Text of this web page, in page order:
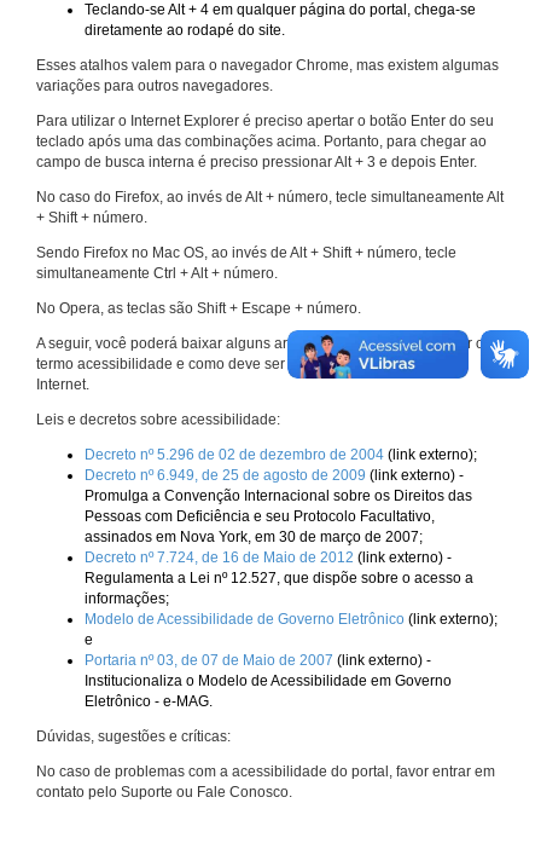
Teclando-se Alt + 4 em qualquer página do portal, chega-se
diretamente ao rodapé do site.
Esses atalhos valem para o navegador Chrome, mas existem algumas
variações para outros navegadores.
Para utilizar o Internet Explorer é preciso apertar o botão Enter do seu
teclado após uma das combinações acima. Portanto, para chegar ao
campo de busca interna é preciso pressionar Alt + 3 e depois Enter.
No caso do Firefox, ao invés de Alt + número, tecle simultaneamente Alt
+ Shift + número.
Sendo Firefox no Mac OS, ao invés de Alt + Shift + número, tecle
simultaneamente Ctrl + Alt + número.
No Opera, as teclas são Shift + Escape + número.
A seguir, você poderá baixar alguns arquivos que explicam melhor o
termo acessibilidade e como deve ser implementado nos sites da
Internet.
Leis e decretos sobre acessibilidade:
Decreto nº 5.296 de 02 de dezembro de 2004 (link externo);
Decreto nº 6.949, de 25 de agosto de 2009 (link externo) -
Promulga a Convenção Internacional sobre os Direitos das
Pessoas com Deficiência e seu Protocolo Facultativo,
assinados em Nova York, em 30 de março de 2007;
Decreto nº 7.724, de 16 de Maio de 2012 (link externo) -
Regulamenta a Lei nº 12.527, que dispõe sobre o acesso a
informações;
Modelo de Acessibilidade de Governo Eletrônico (link externo);
e
Portaria nº 03, de 07 de Maio de 2007 (link externo) -
Institucionaliza o Modelo de Acessibilidade em Governo
Eletrônico - e-MAG.
Dúvidas, sugestões e críticas:
No caso de problemas com a acessibilidade do portal, favor entrar em
contato pelo Suporte ou Fale Conosco.